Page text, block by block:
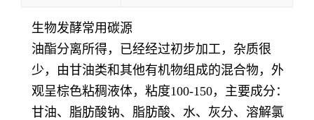
生物发酵常用碳源
油酯分离所得，已经经过初步加工，杂质很
少，由甘油类和其他有机物组成的混合物，外
观呈棕色粘稠液体，粘度100-150，主要成分：
甘油、脂肪酸钠、脂肪酸、水、灰分、溶解氯